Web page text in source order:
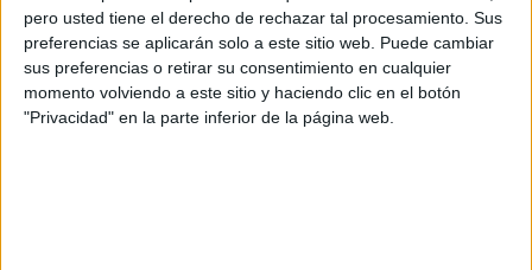
pero usted tiene el derecho de rechazar tal procesamiento. Sus
preferencias se aplicarán solo a este sitio web. Puede cambiar
sus preferencias o retirar su consentimiento en cualquier
momento volviendo a este sitio y haciendo clic en el botón
"Privacidad" en la parte inferior de la página web.
recuerdos,recuerdos escolares